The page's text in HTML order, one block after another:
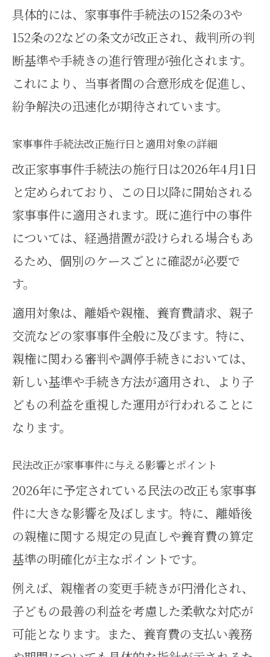
具体的には、家事事件手続法の152条の3や
152条の2などの条文が改正され、裁判所の判
断基準や手続きの進行管理が強化されます。
これにより、当事者間の合意形成を促進し、
紛争解決の迅速化が期待されています。
家事事件手続法改正施行日と適用対象の詳細
改正家事事件手続法の施行日は2026年4月1日
と定められており、この日以降に開始される
家事事件に適用されます。既に進行中の事件
については、経過措置が設けられる場合もあ
るため、個別のケースごとに確認が必要で
す。
適用対象は、離婚や親権、養育費請求、親子
交流などの家事事件全般に及びます。特に、
親権に関わる審判や調停手続きにおいては、
新しい基準や手続き方法が適用され、より子
どもの利益を重視した運用が行われることに
なります。
民法改正が家事事件に与える影響とポイント
2026年に予定されている民法の改正も家事事
件に大きな影響を及ぼします。特に、離婚後
の親権に関する規定の見直しや養育費の算定
基準の明確化が主なポイントです。
例えば、親権者の変更手続きが円滑化され、
子どもの最善の利益を考慮した柔軟な対応が
可能となります。また、養育費の支払い義務